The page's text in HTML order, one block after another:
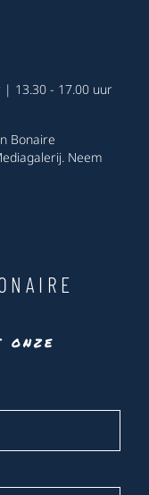
| 13.30 - 17.00 uur
Bonaire
. Neem